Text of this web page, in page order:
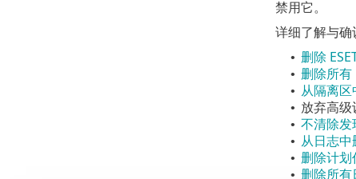
禁用它。
详细了解与确
• 删除
• 删除所有
• 从隔离
• 放弃高
• 不清除发
• 从日志
• 删除计划
• 删除所有